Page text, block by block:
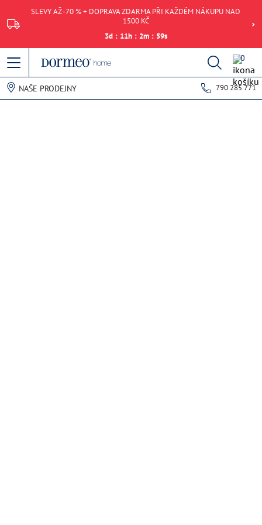
SLEVY AŽ -70 % + DOPRAVA ZDARMA PŘI KAŽDÉM NÁKUPU NAD
1500 KČ
3d : 11h : 2m : 59s
0
NAŠE PRODEJNY 790 285 771